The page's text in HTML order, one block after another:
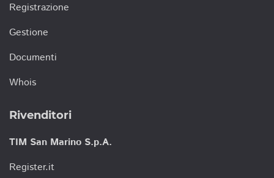
Registrazione
Gestione
Documenti
Whois
Rivenditori
TIM San Marino S.p.A.
Register.it